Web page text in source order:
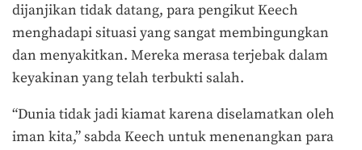
dijanjikan tidak datang, para pengikut Keech
menghadapi situasi yang sangat membingungkan
dan menyakitkan. Mereka merasa terjebak dalam
keyakinan yang telah terbukti salah.
“Dunia tidak jadi kiamat karena diselamatkan oleh
iman kita,” sabda Keech untuk menenangkan para